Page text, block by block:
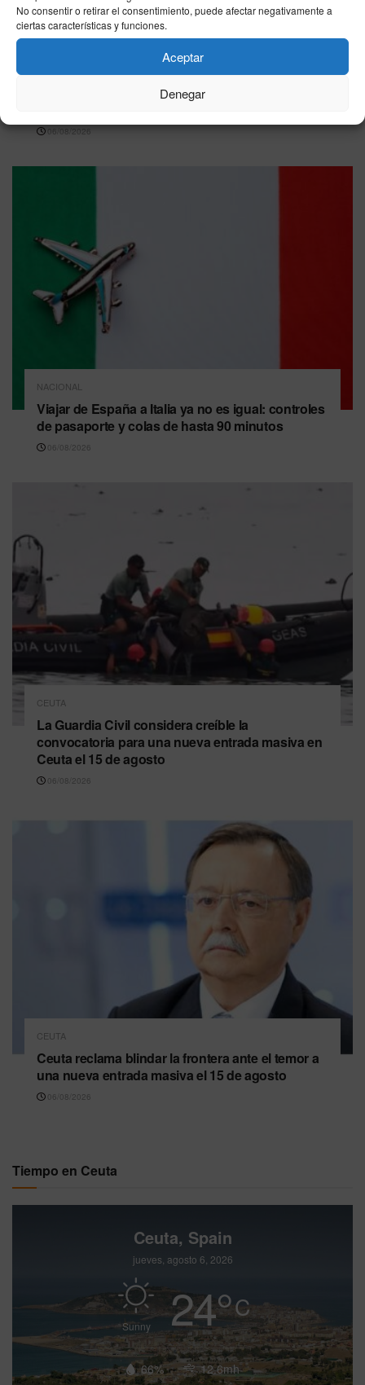
No consentir o retirar el consentimiento, puede afectar negativamente a
ciertas características y funciones.
Aceptar
Denegar
IBEX 35, jueves 6 de agosto de 2026: cierra al
06/08/2026
NACIONAL
Viajar de España a Italia ya no es igual: controles
de pasaporte y colas de hasta 90 minutos
06/08/2026
CEUTA
La Guardia Civil considera creíble la
convocatoria para una nueva entrada masiva en
Ceuta el 15 de agosto
06/08/2026
CEUTA
Ceuta reclama blindar la frontera ante el temor a
una nueva entrada masiva el 15 de agosto
06/08/2026
Tiempo en Ceuta
Ceuta, Spain
jueves, agosto 6, 2026
Sunny 24°C
66% 12.6mh